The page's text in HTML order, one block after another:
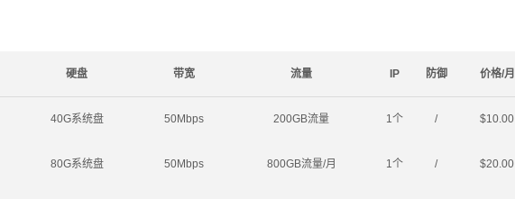
硬盘 带宽 流量 IP 防御 价格/月
40G系统盘 50Mbps 200GB流量 1个 / $10.00
80G系统盘 50Mbps 800GB流量/月 1个 / $20.00